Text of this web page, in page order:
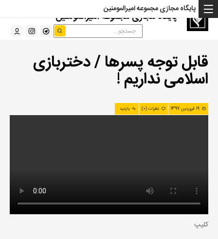
پایگاه مجازی مجموعه امیرالمومنین
پایگاه مجازی مجموعه امیرالمومنین
قابل توجه پسرها / دختربازی
اسلامی نداریم !
19 فروردین 1397 نظرات (0) بازدید :
کلیپ